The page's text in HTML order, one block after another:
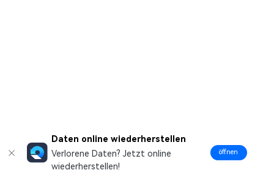
Daten online wiederherstellen
Verlorene Daten? Jetzt online
wiederherstellen!
öffnen